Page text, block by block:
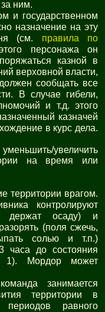
ним.
и государственном
назначение на эту
(см. правила по
персонажа он
казной в
верховной власти,
сообщать все
В случае гибели,
и т.д. этого
казначей
в курс дела.
увеличить
на время или
территории врагом.
контролируют
держат осаду) и
(поля сжечь,
солью и т.п.)
часа до состояния
1). Мордор может
занимается
территории в
периодов равного